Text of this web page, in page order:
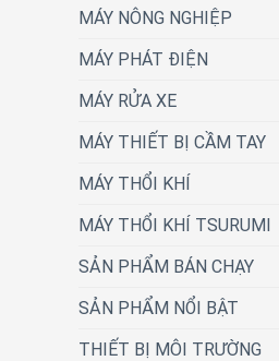
MÁY NÔNG NGHIỆP
MÁY PHÁT ĐIỆN
MÁY RỬA XE
MÁY THIẾT BỊ CẦM TAY
MÁY THỔI KHÍ
MÁY THỔI KHÍ TSURUMI
SẢN PHẨM BÁN CHẠY
SẢN PHẨM NỔI BẬT
THIẾT BỊ MÔI TRƯỜNG